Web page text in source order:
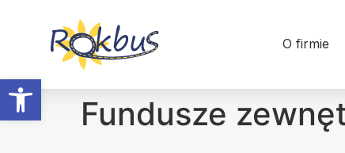
Otwórz pasek narzędzi
O firmie
Fundusze